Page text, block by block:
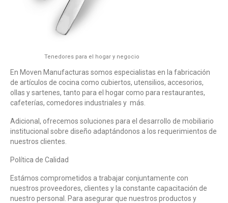
Tenedores para el hogar y negocio
En Moven Manufacturas somos especialistas en la fabricación
de artículos de cocina como cubiertos, utensilios, accesorios,
ollas y sartenes, tanto para el hogar como para restaurantes,
cafeterías, comedores industriales y más.
Adicional, ofrecemos soluciones para el desarrollo de mobiliario
institucional sobre diseño adaptándonos a los requerimientos de
nuestros clientes.
Política de Calidad
Estámos comprometidos a trabajar conjuntamente con
nuestros proveedores, clientes y la constante capacitación de
nuestro personal. Para asegurar que nuestros productos y